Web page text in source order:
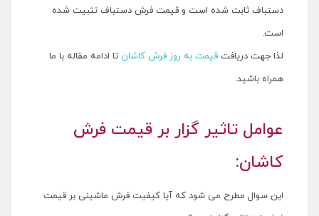
دستباف ثابت شده است و قیمت فرش دستباف تثبیت شده
است.
لذا جهت دریافت قیمت به روز فرش کاشان تا ادامه مقاله با ما
همراه باشید.
عوامل تاثیر گزار بر قیمت فرش
کاشان:
این سوال مطرح می شود که آیا کیفیت فرش ماشینی بر قیمت